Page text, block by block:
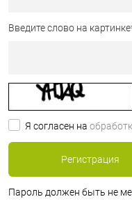
Введите слово на картинке
Я согласен на
Пароль должен быть не